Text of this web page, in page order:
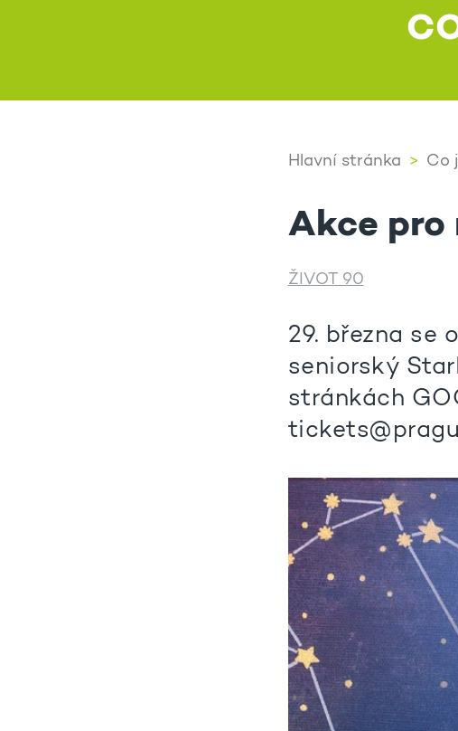
Hlavní stránka Co
Akce pro
ŽIVOT 90
29. března se
seniorský
stránkách